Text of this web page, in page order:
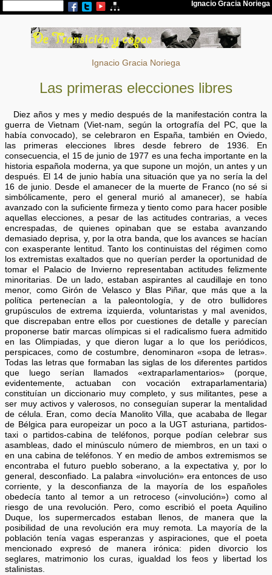
Ignacio Gracia Noriega
Las primeras elecciones libres
Diez años y mes y medio después de la manifestación contra la
guerra de Vietnam (Viet-nam, según la ortografía del PC, que la
había convocado), se celebraron en España, también en Oviedo,
las primeras elecciones libres desde febrero de 1936. En
consecuencia, el 15 de junio de 1977 es una fecha importante en la
historia española moderna, ya que supone un mojón, un antes y un
después. El 14 de junio había una situación que ya no sería la del
16 de junio. Desde el amanecer de la muerte de Franco (no sé si
simbólicamente, pero el general murió al amanecer), se había
avanzado con la suficiente firmeza y tiento como para hacer posible
aquellas elecciones, a pesar de las actitudes contrarias, a veces
encrespadas, de quienes opinaban que se estaba avanzando
demasiado deprisa, y, por la otra banda, que los avances se hacían
con exasperante lentitud. Tanto los continuistas del régimen como
los extremistas exaltados que no querían perder la oportunidad de
tomar el Palacio de Invierno representaban actitudes felizmente
minoritarias. De un lado, estaban aspirantes al caudillaje en tono
menor, como Girón de Velasco y Blas Piñar, que más que a la
política pertenecían a la paleontología, y de otro bullidores
grupúsculos de extrema izquierda, voluntaristas y mal avenidos,
que discrepaban entre ellos por cuestiones de detalle y parecían
proponerse batir marcas olímpicas si el radicalismo fuera admitido
en las Olimpiadas, y que dieron lugar a lo que los periódicos,
perspicaces, como de costumbre, denominaron «sopa de letras».
Todas las letras que formaban las siglas de los diferentes partidos
que luego serían llamados «extraparlamentarios» (porque,
evidentemente, actuaban con vocación extraparlamentaria)
constituían un diccionario muy completo, y sus militantes, pese a
ser muy activos y valerosos, no conseguían superar la mentalidad
de célula. Eran, como decía Manolito Villa, que acababa de llegar
de Bélgica para europeizar un poco a la UGT asturiana, partidos-
taxi o partidos-cabina de teléfonos, porque podían celebrar sus
asambleas, dado el minúsculo número de miembros, en un taxi o
en una cabina de teléfonos. Y en medio de ambos extremismos se
encontraba el futuro pueblo soberano, a la expectativa y, por lo
general, desconfiado. La palabra «involución» era entonces de uso
corriente, y la desconfianza de la mayoría de los españoles
obedecía tanto al temor a un retroceso («involución») como al
riesgo de una revolución. Pero, como escribió el poeta Aquilino
Duque, los supermercados estaban llenos, de manera que la
posibilidad de una revolución era muy remota. La mayoría de la
población tenía vagas esperanzas y aspiraciones, que el poeta
mencionado expresó de manera irónica: piden divorcio los
seglares, matrimonio los curas, igualdad los feos y libertad los
stalinistas.